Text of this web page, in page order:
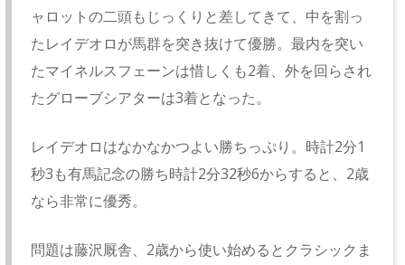
ャロットの二頭もじっくりと差してきて、中を割っ
たレイデオロが馬群を突き抜けて優勝。最内を突い
たマイネルスフェーンは惜しくも2着、外を回らされ
たグローブシアターは3着となった。
レイデオロはなかなかつよい勝ちっぷり。時計2分1
秒3も有馬記念の勝ち時計2分32秒6からすると、2歳
なら非常に優秀。
問題は藤沢厩舎、2歳から使い始めるとクラシックま